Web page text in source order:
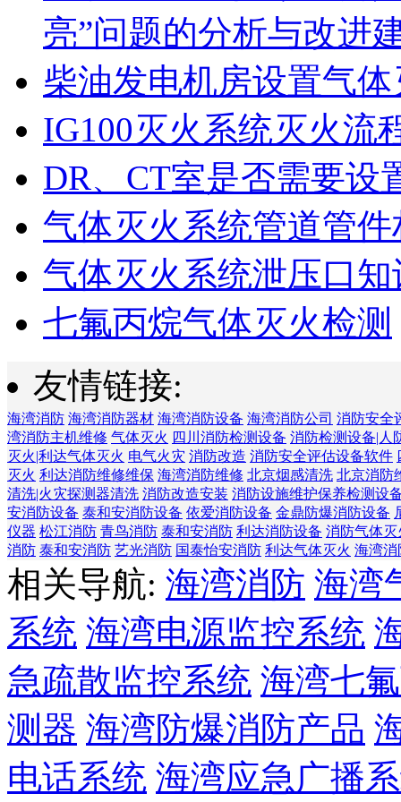
亮”问题的分析与改进
柴油发电机房设置气
IG100灭火系统灭火流
DR、CT室是否需要设
气体灭火系统管道管
气体灭火系统泄压口
七氟丙烷气体灭火检测
友情链接:
海湾消防 海湾消防器材 海湾消防设备 海湾消防公司 消防安全
湾消防主机维修 气体灭火 四川消防检测设备 消防检测设备|人
灭火|利达气体灭火 电气火灾 消防改造 消防安全评估设备软件
灭火 利达消防维修维保 海湾消防维修 北京烟感清洗 北京消防
清洗|火灾探测器清洗 消防改造安装 消防设施维护保养检测设
安消防设备 泰和安消防设备 依爱消防设备 金鼎防爆消防设备
仪器 松江消防 青鸟消防 泰和安消防 利达消防设备 消防气体灭
消防 泰和安消防 艺光消防 国泰怡安消防 利达气体灭火 海湾消
相关导航: 海湾消防 海湾
系统 海湾电源监控系统
急疏散监控系统 海湾七
测器 海湾防爆消防产品
电话系统 海湾应急广播